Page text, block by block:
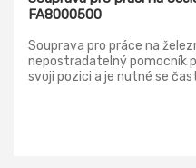
FA8000500
Souprava pro práce na
nepostradatelný pomocník
svoji pozici a je nutné se
pádu a dvěma háky
Materiál: polyester,